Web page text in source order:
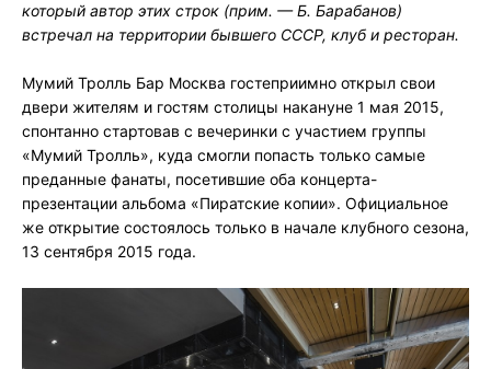
который автор этих строк (прим. — Б. Барабанов)
встречал на территории бывшего СССР, клуб и ресторан.
Мумий Тролль Бар Москва гостеприимно открыл свои
двери жителям и гостям столицы накануне 1 мая 2015,
спонтанно стартовав с вечеринки с участием группы
«Мумий Тролль», куда смогли попасть только самые
преданные фанаты, посетившие оба концерта-
презентации альбома «Пиратские копии». Официальное
же открытие состоялось только в начале клубного сезона,
13 сентября 2015 года.